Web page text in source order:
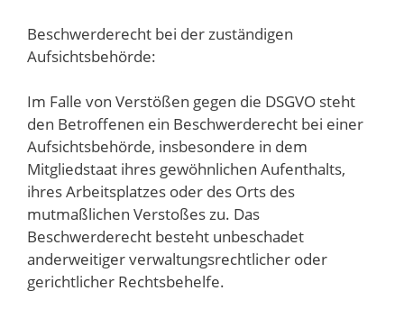
Beschwerderecht bei der zuständigen
Aufsichtsbehörde:
Im Falle von Verstößen gegen die DSGVO steht
den Betroffenen ein Beschwerderecht bei einer
Aufsichtsbehörde, insbesondere in dem
Mitgliedstaat ihres gewöhnlichen Aufenthalts,
ihres Arbeitsplatzes oder des Orts des
mutmaßlichen Verstoßes zu. Das
Beschwerderecht besteht unbeschadet
anderweitiger verwaltungsrechtlicher oder
gerichtlicher Rechtsbehelfe.